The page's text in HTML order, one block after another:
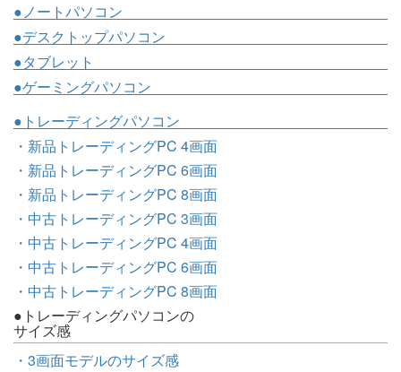
●ノートパソコン
●デスクトップパソコン
●タブレット
●ゲーミングパソコン
●トレーディングパソコン
・新品トレーディングPC 4画面
・新品トレーディングPC 6画面
・新品トレーディングPC 8画面
・中古トレーディングPC 3画面
・中古トレーディングPC 4画面
・中古トレーディングPC 6画面
・中古トレーディングPC 8画面
●トレーディングパソコンの
サイズ感
・3画面モデルのサイズ感